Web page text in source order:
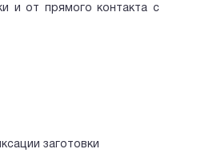
и от прямого контакта с
заготовки